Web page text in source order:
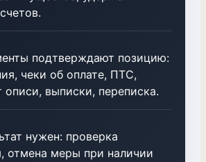
подтверждают позицию:
чеки об оплате, ПТС,
описи, выписки, переписка.
нужен: проверка
отмена меры при наличии